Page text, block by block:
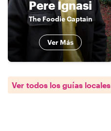
Pere Ignasi
The Foodie Captain
Ver Más
Ver todos los guías locales